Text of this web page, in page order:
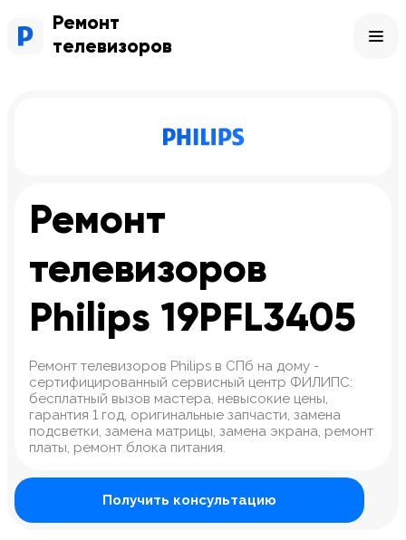
Ремонт
телевизоров
Ремонт
телевизоров
Philips 19PFL3405
Ремонт телевизоров Philips в СПб на дому -
сертифицированный сервисный центр ФИЛИПС:
бесплатный вызов мастера, невысокие цены,
гарантия 1 год, оригинальные запчасти, замена
подсветки, замена матрицы, замена экрана, ремонт
платы, ремонт блока питания.
Получить консультацию